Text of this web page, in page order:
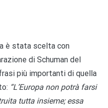
è stata scelta con
di Schuman del
più importanti di quella
“L’Europa non potrà farsi
tutta insieme; essa